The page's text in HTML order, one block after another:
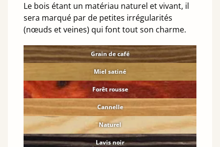
Le bois étant un matériau naturel et vivant, il
sera marqué par de petites irrégularités
(nœuds et veines) qui font tout son charme.
Grain de café
Miel satiné
Forêt rousse
Cannelle
Naturel
Lavis noir